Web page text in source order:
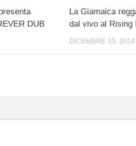
DUB
La Giamaica
dal vivo al Rising
DICEMBRE 10, 2014